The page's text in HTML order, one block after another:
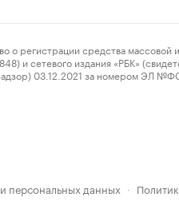
средства массовой
и сетевого издания «РБК»
03.12.2021 за номером ЭЛ
персональных данных ·